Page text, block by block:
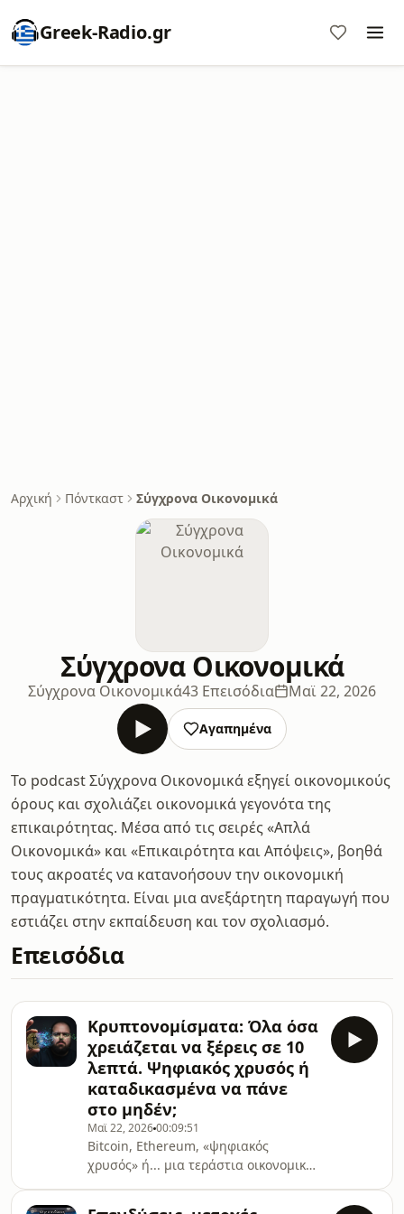
Greek-Radio.gr
Αρχική Πόντκαστ Σύγχρονα Οικονομικά
Σύγχρονα Οικονομικά
Σύγχρονα Οικονομικά43 Επεισόδια Μαϊ 22, 2026
Αγαπημένα
Το podcast Σύγχρονα Οικονομικά εξηγεί οικονομικούς
όρους και σχολιάζει οικονομικά γεγονότα της
επικαιρότητας. Μέσα από τις σειρές «Απλά
Οικονομικά» και «Επικαιρότητα και Απόψεις», βοηθά
τους ακροατές να κατανοήσουν την οικονομική
πραγματικότητα. Είναι μια ανεξάρτητη παραγωγή που
εστιάζει στην εκπαίδευση και τον σχολιασμό.
Επεισόδια
Κρυπτονομίσματα: Όλα όσα
χρειάζεται να ξέρεις σε 10
λεπτά. Ψηφιακός χρυσός ή
καταδικασμένα να πάνε
στο μηδέν;
Μαϊ 22, 202600:09:51
Bitcoin, Ethereum, «ψηφιακός
χρυσός» ή... μια τεράστια οικονομική